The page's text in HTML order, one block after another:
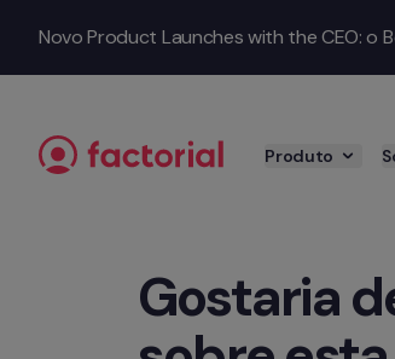
Novo Product Launches with the CEO: o
Produto
Gostaria